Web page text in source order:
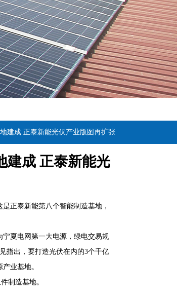
建成 正泰新能光伏产业版图再扩张
建成 正泰新能光
正泰新能第八个智能制造基地，
宁夏电网第一大电源，绿电交易规
指出，要打造光伏在内的3个千亿
业基地。
制造基地。